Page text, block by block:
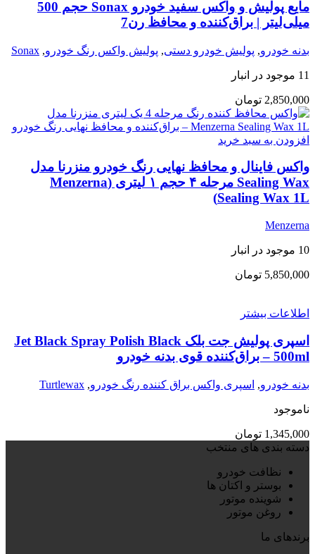
مایع پولیش و واکس سفید خودرو Sonax حجم 500
میلی‌لیتر | براق‌کننده و محافظ رن7
بدنه خودرو, پولیش خودرو دستی, پولیش واکس رنگ خودرو,
Sonax
11 موجود در انبار
2,850,000 تومان
افزودن به سبد خرید
واکس فاینال و محافظ نهایی رنگ خودرو منزرنا مدل
Sealing Wax مرحله ۴ حجم ۱ لیتری (Menzerna
Sealing Wax 1L)
Menzerna
10 موجود در انبار
5,850,000 تومان
اطلاعات بیشتر
اسپری پولیش جت بلک Jet Black Spray Polish Black
500ml – براق‌کننده قوی بدنه خودرو
بدنه خودرو, اسپری واکس براق کننده رنگ خودرو,
Turtlewax
ناموجود
1,345,000 تومان
دسته بندی های منتخب
نظافت خودرو
بوستر و اکتان ها
شوینده موتور
روغن موتور
برندهای ما